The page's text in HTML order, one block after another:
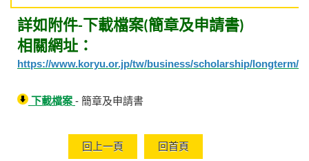
詳如附件-下載檔案(簡章及申請書)
相關網址：
https://www.koryu.or.jp/tw/business/scholarship/longterm/
下載檔案 - 簡章及申請書
回上一頁 回首頁